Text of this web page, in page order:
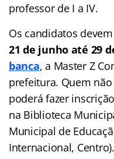
professor de I a IV.
Os candidatos
21 de junho até 29
banca, a Master Z
prefeitura. Quem
poderá fazer
na Biblioteca
Municipal de
Internacional,